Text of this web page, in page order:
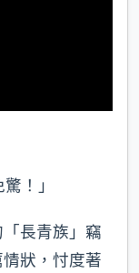
！」
長青族」竊
狀，忖度著